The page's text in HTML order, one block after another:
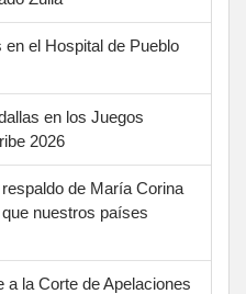
el Hospital de Pueblo
en los Juegos
2026
de María Corina
nuestros países
la Corte de Apelaciones